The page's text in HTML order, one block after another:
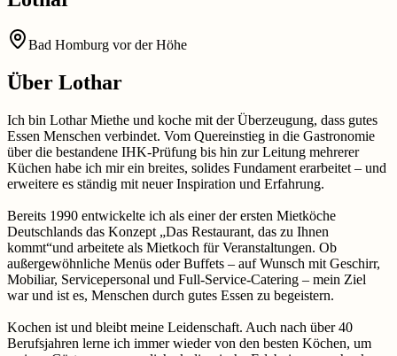
Bad Homburg vor der Höhe
Über Lothar
Ich bin Lothar Miethe und koche mit der Überzeugung, dass gutes
Essen Menschen verbindet. Vom Quereinstieg in die Gastronomie
über die bestandene IHK-Prüfung bis hin zur Leitung mehrerer
Küchen habe ich mir ein breites, solides Fundament erarbeitet – und
erweitere es ständig mit neuer Inspiration und Erfahrung.
Bereits 1990 entwickelte ich als einer der ersten Mietköche
Deutschlands das Konzept „Das Restaurant, das zu Ihnen
kommt“und arbeitete als Mietkoch für Veranstaltungen. Ob
außergewöhnliche Menüs oder Buffets – auf Wunsch mit Geschirr,
Mobiliar, Servicepersonal und Full-Service-Catering – mein Ziel
war und ist es, Menschen durch gutes Essen zu begeistern.
Kochen ist und bleibt meine Leidenschaft. Auch nach über 40
Berufsjahren lerne ich immer wieder von den besten Köchen, um